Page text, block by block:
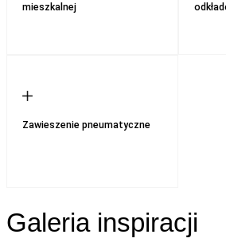
mieszkalnej
Zawieszenie pneumatyczne
Galeria inspiracji